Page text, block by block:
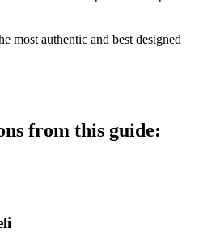
most authentic and best designed
from this guide: